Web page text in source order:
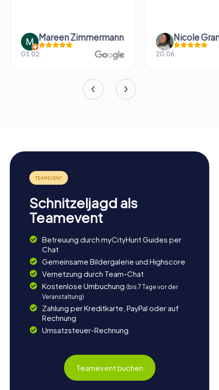
Mareen Zimmermann
03.02.
Nicole
20.06.
Schnitzeljagd als
Teamevent
Betreuung durch myCityHunt Guides per
Chat
Gemeinsame Bildergalerie und Highscore
Vernetzung durch Team-Chat
Kostenlose Umbuchung (bis 7 Tage vor der
Veranstaltung)
Zahlung per Kreditkarte, PayPal oder auf
Rechnung
Umsatzsteuer-Rechnung
Teamevent buchen